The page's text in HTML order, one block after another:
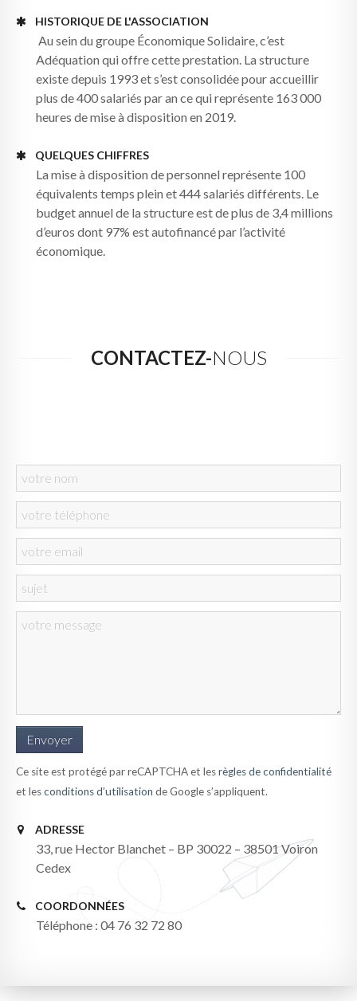
HISTORIQUE DE L'ASSOCIATION
Au sein du groupe Économique Solidaire, c’est
Adéquation qui offre cette prestation. La structure
existe depuis 1993 et s’est consolidée pour accueillir
plus de 400 salariés par an ce qui représente 163 000
heures de mise à disposition en 2019.
QUELQUES CHIFFRES
La mise à disposition de personnel représente 100
équivalents temps plein et 444 salariés différents. Le
budget annuel de la structure est de plus de 3,4 millions
d’euros dont 97% est autofinancé par l’activité
économique.
CONTACTEZ-NOUS
Ce site est protégé par reCAPTCHA et lesrègles de confidentialité
et lesconditions d’utilisation de Google s’appliquent.
ADRESSE
33, rue Hector Blanchet – BP 30022 – 38501 Voiron
Cedex
COORDONNÉES
Téléphone : 04 76 32 72 80